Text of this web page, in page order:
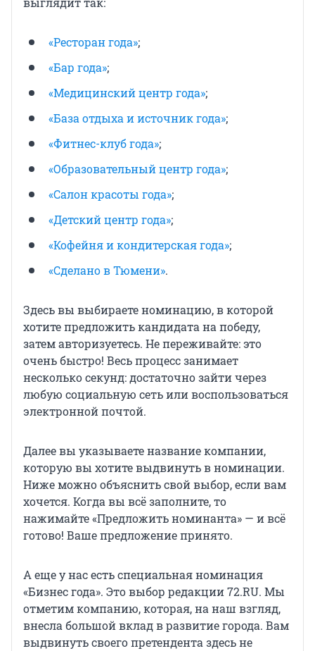
«Ресторан года»;
«Бар года»;
«Медицинский центр года»;
«База отдыха и источник года»;
«Фитнес-клуб года»;
«Образовательный центр года»;
«Салон красоты года»;
«Детский центр года»;
«Кофейня и кондитерская года»;
«Сделано в Тюмени».
Здесь вы выбираете номинацию, в которой
хотите предложить кандидата на победу,
затем авторизуетесь. Не переживайте: это
очень быстро! Весь процесс занимает
несколько секунд: достаточно зайти через
любую социальную сеть или воспользоваться
электронной почтой.
Далее вы указываете название компании,
которую вы хотите выдвинуть в номинации.
Ниже можно объяснить свой выбор, если вам
хочется. Когда вы всё заполните, то
нажимайте «Предложить номинанта» — и всё
готово! Ваше предложение принято.
А еще у нас есть специальная номинация
«Бизнес года». Это выбор редакции 72.RU. Мы
отметим компанию, которая, на наш взгляд,
внесла большой вклад в развитие города. Вам
выдвинуть своего претендента здесь не